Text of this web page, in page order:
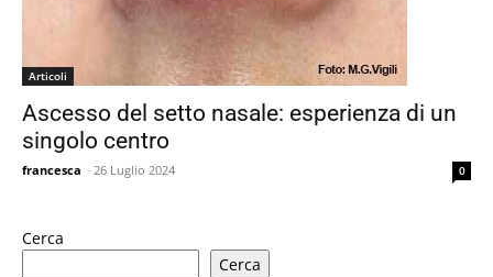
Articoli
Ascesso del setto nasale: esperienza di un
singolo centro
francesca - 26 Luglio 2024 0
Cerca
Cerca